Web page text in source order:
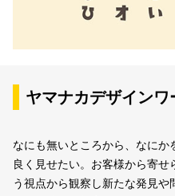
ヤマナカデザインワ
なにも無いところから、なにか
良く見せたい。お客様から寄
う視点から観察し新たな発見や